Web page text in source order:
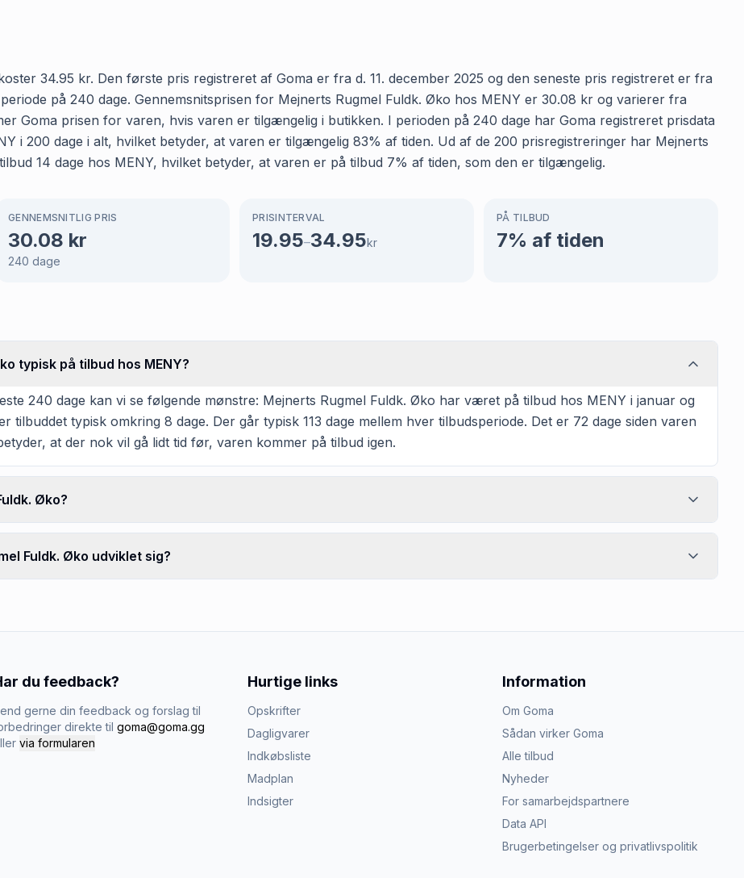
34.95 kr. Den første pris registreret af Goma er fra d. 11. december 2025 og den seneste pris registreret er fra
på 240 dage. Gennemsnitsprisen for Mejnerts Rugmel Fuldk. Øko hos MENY er 30.08 kr og varierer fra
Goma prisen for varen, hvis varen er tilgængelig i butikken. I perioden på 240 dage har Goma registreret prisdata
i 200 dage i alt, hvilket betyder, at varen er tilgængelig 83% af tiden. Ud af de 200 prisregistreringer har Mejnerts
14 dage hos MENY, hvilket betyder, at varen er på tilbud 7% af tiden, som den er tilgængelig.
GENNEMSNITLIG PRIS
30.08 kr
240 dage
PRISINTERVAL
19.95–34.95kr
PÅ TILBUD
7% af tiden
typisk på tilbud hos MENY?
240 dage kan vi se følgende mønstre: Mejnerts Rugmel Fuldk. Øko har været på tilbud hos MENY i januar og
tilbuddet typisk omkring 8 dage. Der går typisk 113 dage mellem hver tilbudsperiode. Det er 72 dage siden varen
at der nok vil gå lidt tid før, varen kommer på tilbud igen.
Øko?
Fuldk. Øko udviklet sig?
du feedback?
gerne din feedback og forslag til
direkte til goma@goma.gg
via formularen
Hurtige links
Opskrifter
Dagligvarer
Indkøbsliste
Madplan
Indsigter
Information
Om Goma
Sådan virker Goma
Alle tilbud
Nyheder
For samarbejdspartnere
Data API
Brugerbetingelser og privatlivspolitik